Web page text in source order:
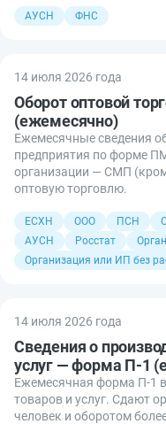
АУСН ФНС
14 июля 2026 года
Оборот оптовой
(ежемесячно)
Ежемесячные сведения
предприятия по форме
организации — СМП
оптовую торговлю.
ЕСХН ООО ПСН
АУСН
Росстат
Организация или ИП без
14 июля 2026 года
Сведения о
услуг — форма П-1
Ежемесячная форма П-1 в
товаров и услуг. Сдают
человек и оборотом